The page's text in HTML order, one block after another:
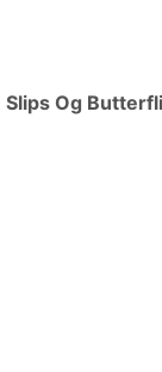
Slips Og